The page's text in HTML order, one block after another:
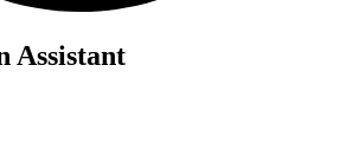
Assistant